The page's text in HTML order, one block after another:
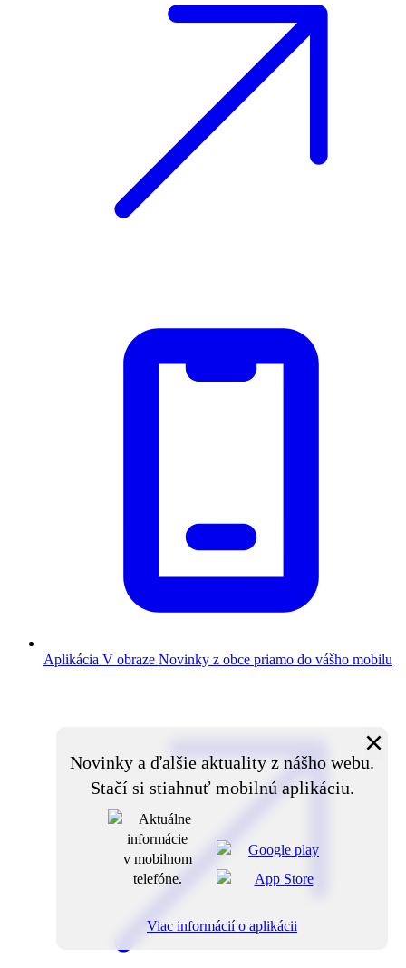
Aplikácia V obraze Novinky z obce priamo do vášho mobilu
Novinky a ďalšie aktuality z nášho webu.
Stačí si stiahnuť mobilnú aplikáciu.
×
Viac informácií o aplikácii